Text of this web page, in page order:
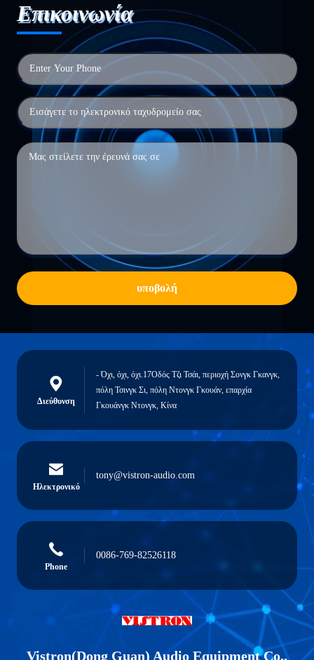
Επικοινωνία
υποβολή
Διεύθυνση
- Όχι, όχι, όχι.17Οδός Τζι Τσάι, περιοχή Σονγκ Γκανγκ,
πόλη Τσινγκ Σι, πόλη Ντονγκ Γκουάν, επαρχία
Γκουάνγκ Ντονγκ, Κίνα
Ηλεκτρονικό
tony@vistron-audio.com
Phone
0086-769-82526118
Vistron(Dong Guan) Audio Equipment Co.,